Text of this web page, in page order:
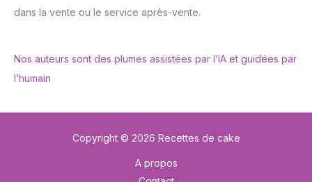
dans la vente ou le service après-vente.
Nos auteurs sont des plumes assistées par l’IA et guidées par
l’humain
Copyright © 2026 Recettes de cake
A propos